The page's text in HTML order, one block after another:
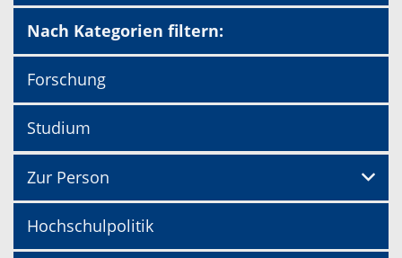
Nach Kategorien filtern:
Forschung
Studium
Zur Person
Hochschulpolitik